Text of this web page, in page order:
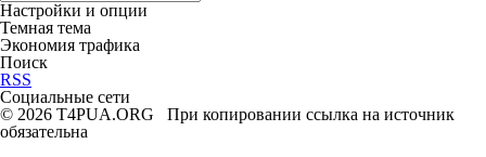
Настройки и опции
Темная тема
Экономия трафика
Поиск
RSS
Социальные сети
© 2026 T4PUA.ORG При копировании ссылка на источник
обязательна